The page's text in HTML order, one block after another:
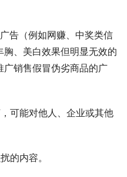
告（例如网赚、中奖类信
、美白效果但明显无效的
销售假冒伪劣商品的广
可能对他人、企业或其他
的内容。